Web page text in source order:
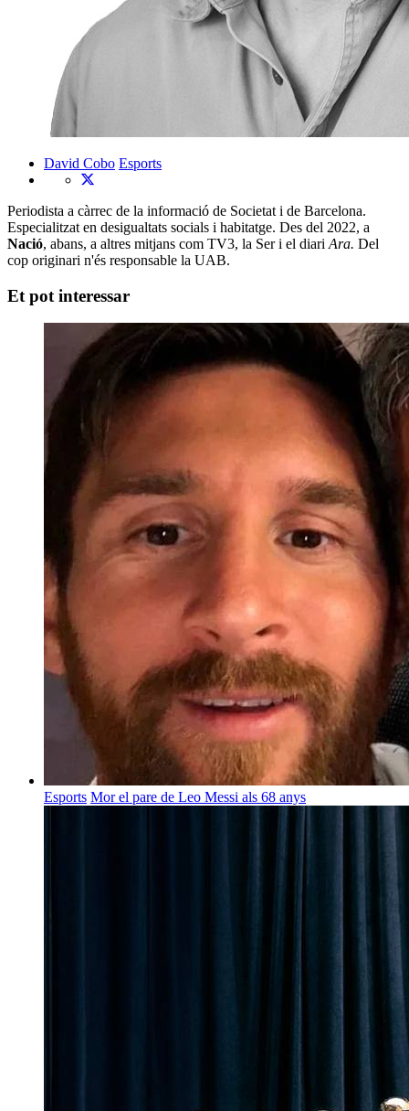
David Cobo Esports
Periodista a càrrec de la informació de Societat i de Barcelona.
Especialitzat en desigualtats socials i habitatge. Des del 2022, a
Nació, abans, a altres mitjans com TV3, la Ser i el diari Ara. Del
cop originari n'és responsable la UAB.
Et pot interessar
Esports Mor el pare de Leo Messi als 68 anys